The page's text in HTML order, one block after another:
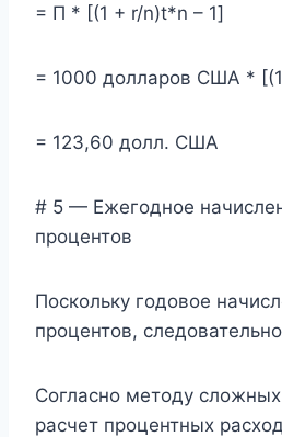
= П * [(1 + r/n)t*n – 1]
= 1000 долларов США * [(1
= 123,60 долл. США
# 5 — Ежегодное
процентов
Поскольку годовое
процентов,
Согласно методу
расчет процентных